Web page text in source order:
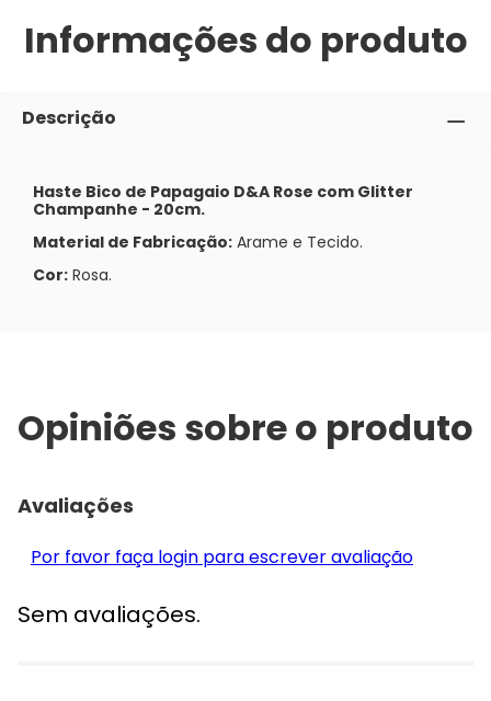
Informações do produto
Descrição
Haste Bico de Papagaio D&A Rose com Glitter
Champanhe - 20cm.
Material de Fabricação: Arame e Tecido.
Cor: Rosa.
Opiniões sobre o produto
Avaliações
Por favor faça login para escrever avaliação
Sem avaliações.